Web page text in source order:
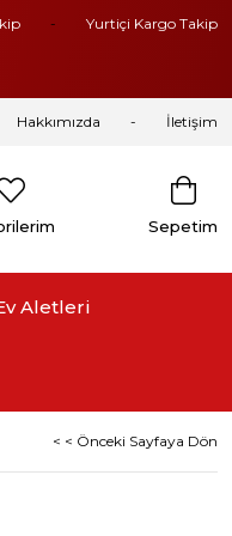
Yurtiçi Kargo Takip
Hakkımızda İletişim
Sepetim
Aletleri
< < Önceki Sayfaya Dön